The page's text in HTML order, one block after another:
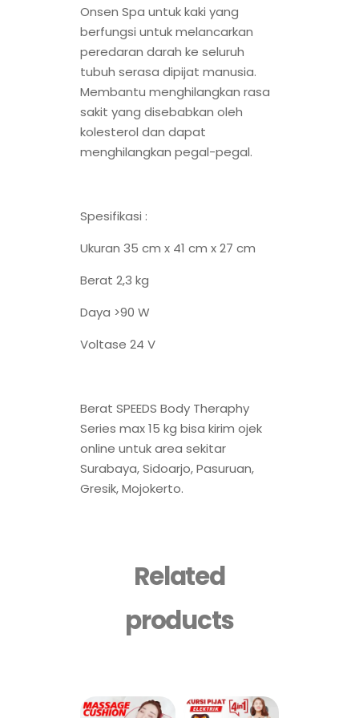
Onsen Spa untuk kaki yang
berfungsi untuk melancarkan
peredaran darah ke seluruh
tubuh serasa dipijat manusia.
Membantu menghilangkan rasa
sakit yang disebabkan oleh
kolesterol dan dapat
menghilangkan pegal-pegal.
Spesifikasi :
Ukuran 35 cm x 41 cm x 27 cm
Berat 2,3 kg
Daya >90 W
Voltase 24 V
Berat SPEEDS Body Theraphy
Series max 15 kg bisa kirim ojek
online untuk area sekitar
Surabaya, Sidoarjo, Pasuruan,
Gresik, Mojokerto.
Related
products